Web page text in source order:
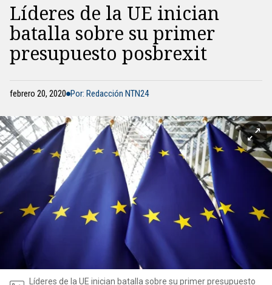
Líderes de la UE inician
batalla sobre su primer
presupuesto posbrexit
febrero 20, 2020 Por: Redacción NTN24
Líderes de la UE inician batalla sobre su primer presupuesto